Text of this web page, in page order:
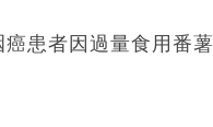
患者因過量食用番薯